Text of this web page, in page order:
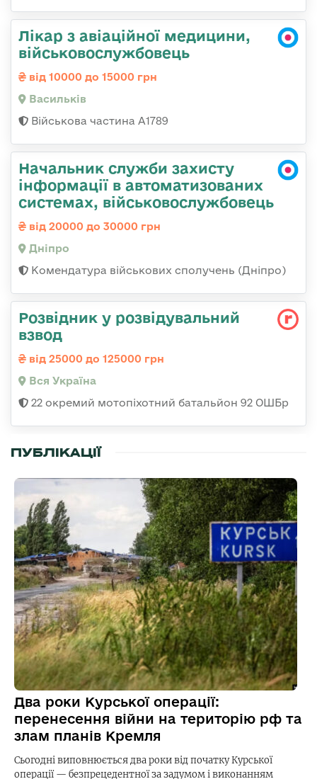
Лікар з авіаційної медицини,
військовослужбовець
від 10000 до 15000 грн
Васильків
Військова частина А1789
Начальник служби захисту
інформації в автоматизованих
системах, військовослужбовець
від 20000 до 30000 грн
Дніпро
Комендатура військових сполучень (Дніпро)
Розвідник у розвідувальний
взвод
від 25000 до 125000 грн
Вся Україна
22 окремий мотопіхотний батальйон 92 ОШБр
ПУБЛІКАЦІЇ
Два роки Курської операції:
перенесення війни на територію рф та
злам планів Кремля
Сьогодні виповнюється два роки від початку Курської
операції — безпрецедентної за задумом і виконанням